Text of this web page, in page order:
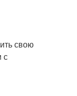
свою
с